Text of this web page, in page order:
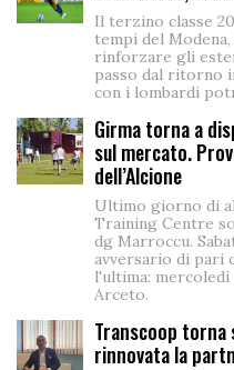
Il terzino classe
tempi del
rinforzare gli
passo dal ritorno
con i lombardi
Girma torna a
sul mercato.
dell’Alcione
Ultimo giorno di
Training Centre
dg Marroccu.
avversario di pari
l'ultima:
Arceto.
Transcoop torna
rinnovata la